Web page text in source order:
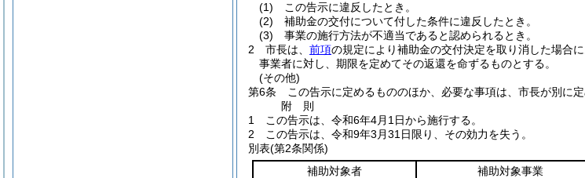
(1)
この告示に違反したとき。
(2)
補助金の交付について付した条件に違反したとき。
(3)
事業の施行方法が不適当であると認められるとき。
2
市長は、 前項の規定により補助金の交付決定を取り消した場合
事業者に対し、期限を定めてその返還を命ずるものとする。
(その他)
第6条
この告示に定めるもののほか、必要な事項は、市長が別に定
附 則
1
この告示は、令和6年4月1日から施行する。
2
この告示は、令和9年3月31日限り、その効力を失う。
別表(第2条関係)
補助対象者
補助対象事業